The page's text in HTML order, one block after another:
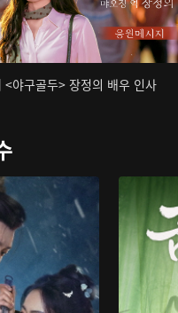
<야구골두> 장정의 배우 인사